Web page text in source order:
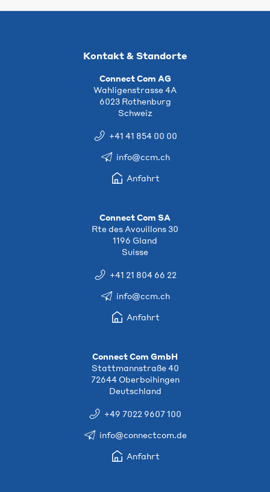
Kontakt & Standorte
Connect Com AG
Wahligenstrasse 4A
6023 Rothenburg
Schweiz
+41 41 854 00 00
info@ccm.ch
Anfahrt
Connect Com SA
Rte des Avouillons 30
1196 Gland
Suisse
+41 21 804 66 22
info@ccm.ch
Anfahrt
Connect Com GmbH
Stattmannstraße 40
72644 Oberboihingen
Deutschland
+49 7022 9607 100
info@connectcom.de
Anfahrt